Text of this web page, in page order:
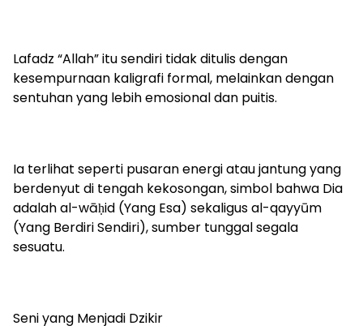
Lafadz “Allah” itu sendiri tidak ditulis dengan
kesempurnaan kaligrafi formal, melainkan dengan
sentuhan yang lebih emosional dan puitis.
Ia terlihat seperti pusaran energi atau jantung yang
berdenyut di tengah kekosongan, simbol bahwa Dia
adalah al-wāḥid (Yang Esa) sekaligus al-qayyūm
(Yang Berdiri Sendiri), sumber tunggal segala
sesuatu.
Seni yang Menjadi Dzikir